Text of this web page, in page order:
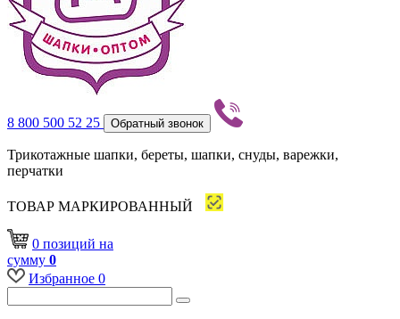
8 800 500 52 25 Обратный звонок
Трикотажные шапки, береты, шапки, снуды, варежки,
перчатки
ТОВАР МАРКИРОВАННЫЙ
0 позиций на
сумму 0
Избранное 0